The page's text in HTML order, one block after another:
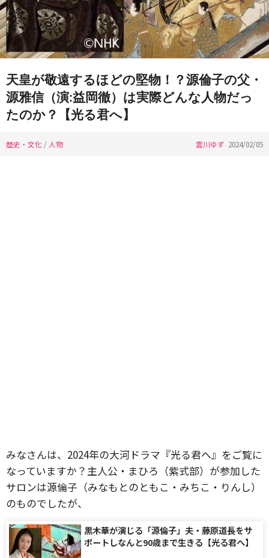
天皇が敬遠するほどの堅物！？源倫子の父・
源雅信（演:益岡徹）は実際どんな人物だっ
たのか？【光る君へ】
歴史・文化 / 人物 雲川ゆず 2024/02/05
みなさんは、2024年の大河ドラマ『光る君へ』をご覧に
なっていますか？主人公・まひろ（紫式部）が参加した
サロンは源倫子（みなもとのともこ・みちこ・りんし）
のものでしたが、
黒木華が演じる「源倫子」夫・藤原道長をサ
ポートしなんと90歳まで生きる【光る君へ】